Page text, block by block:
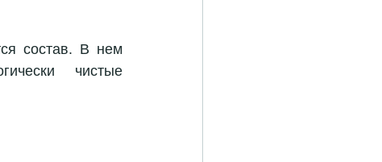
состав. В нем
чистые